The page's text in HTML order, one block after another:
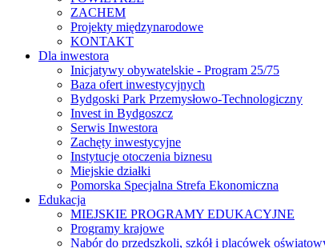
ZACHEM
Projekty międzynarodowe
KONTAKT
Dla inwestora
Inicjatywy obywatelskie - Program 25/75
Baza ofert inwestycyjnych
Bydgoski Park Przemysłowo-Technologiczny
Invest in Bydgoszcz
Serwis Inwestora
Zachęty inwestycyjne
Instytucje otoczenia biznesu
Miejskie działki
Pomorska Specjalna Strefa Ekonomiczna
Edukacja
MIEJSKIE PROGRAMY EDUKACYJNE
Programy krajowe
Nabór do przedszkoli, szkół i placówek